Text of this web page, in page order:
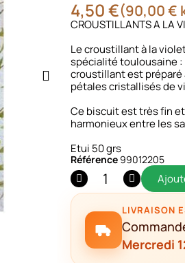
4,50 €(90,00 €
CROUSTILLANTS A LA
Le croustillant à la
spécialité toulousaine
croustillant est préparé
pétales cristallisés de
Ce biscuit est très fin
harmonieux entre les
Etui 50 grs
Référence 99012205
LIVRAISON
Mercredi